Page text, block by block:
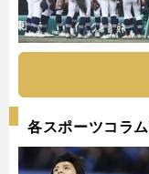
各スポーツコラ